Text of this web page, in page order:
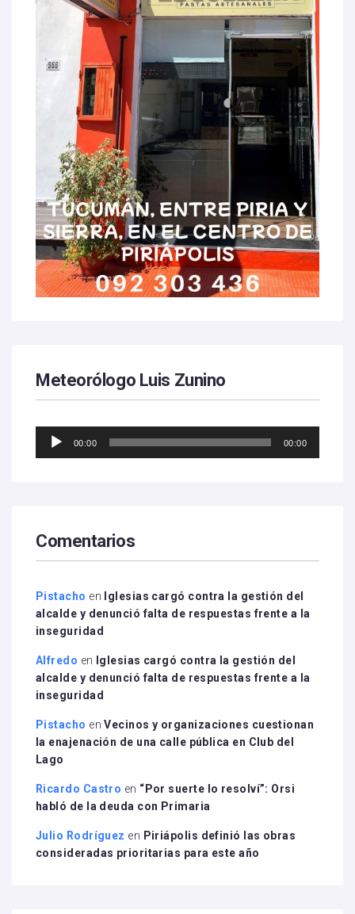
Meteorólogo Luis Zunino
Reproductor
00:00 00:00
Comentarios
Pistacho en
Iglesias cargó contra la gestión del
alcalde y denunció falta de respuestas frente a la
inseguridad
Alfredo en
Iglesias cargó contra la gestión del
alcalde y denunció falta de respuestas frente a la
inseguridad
Pistacho enVecinos y organizaciones cuestionan
la enajenación de una calle pública en Club del
Lago
Ricardo Castro en “Por suerte lo resolví”: Orsi
habló de la deuda con Primaria
Julio Rodríguez en Piriápolis definió las obras
consideradas prioritarias para este año